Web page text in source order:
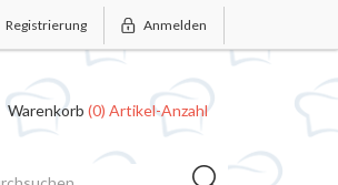
Registrierung Anmelden
Warenkorb (0) Artikel-Anzahl